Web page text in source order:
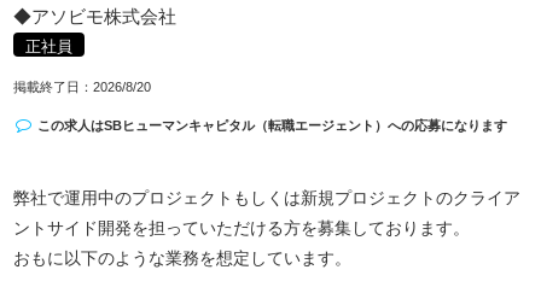
◆アソビモ株式会社
正社員
掲載終了日： 2026/8/20
この求人はSBヒューマンキャピタル（転職エージェント） への応募になります
弊社で運用中のプロジェクトもしくは新規プロジェクトのクライア
ントサイド開発を担っていただける方を募集しております。
おもに以下のような業務を想定しています。